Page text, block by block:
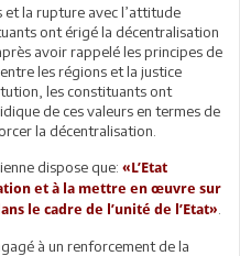
la rupture avec l’attitude
ont érigé la décentralisation
avoir rappelé les principes de
les régions et la justice
les constituants ont
de ces valeurs en termes de
la décentralisation.
dispose que: «L’Etat
et à la mettre en œuvre sur
le cadre de l’unité de l’Etat»
à un renforcement de la